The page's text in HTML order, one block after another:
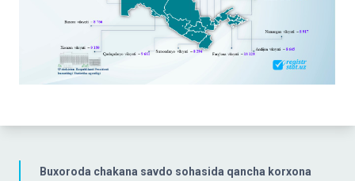
Buxoroda chakana savdo sohasida qancha korxona